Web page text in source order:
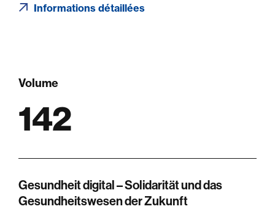
Informations détaillées
Volume
142
Gesundheit digital – Solidarität und das
Gesundheitswesen der Zukunft